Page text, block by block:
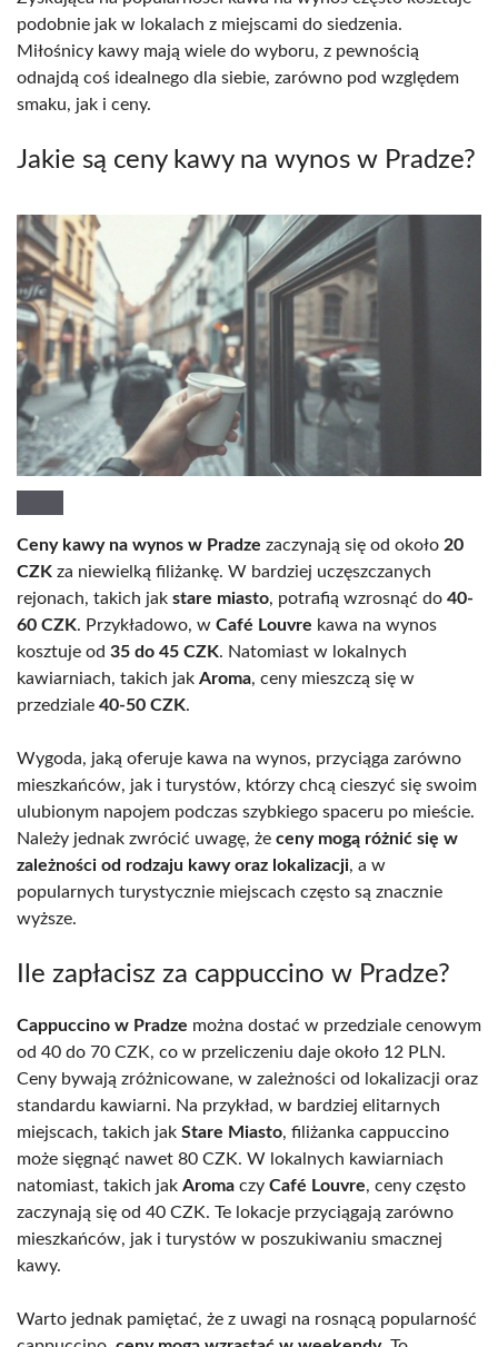
podobnie jak w lokalach z miejscami do siedzenia.
Miłośnicy kawy mają wiele do wyboru, z pewnością
odnajdą coś idealnego dla siebie, zarówno pod względem
smaku, jak i ceny.
Jakie są ceny kawy na wynos w Pradze?
Ceny kawy na wynos w Pradze zaczynają się od około 20
CZK za niewielką filiżankę. W bardziej uczęszczanych
rejonach, takich jak stare miasto, potrafią wzrosnąć do 40-
60 CZK. Przykładowo, w Café Louvre kawa na wynos
kosztuje od 35 do 45 CZK. Natomiast w lokalnych
kawiarniach, takich jak Aroma, ceny mieszczą się w
przedziale 40-50 CZK.
Wygoda, jaką oferuje kawa na wynos, przyciąga zarówno
mieszkańców, jak i turystów, którzy chcą cieszyć się swoim
ulubionym napojem podczas szybkiego spaceru po mieście.
Należy jednak zwrócić uwagę, że ceny mogą różnić się w
zależności od rodzaju kawy oraz lokalizacji, a w
popularnych turystycznie miejscach często są znacznie
wyższe.
Ile zapłacisz za cappuccino w Pradze?
Cappuccino w Pradze można dostać w przedziale cenowym
od 40 do 70 CZK, co w przeliczeniu daje około 12 PLN.
Ceny bywają zróżnicowane, w zależności od lokalizacji oraz
standardu kawiarni. Na przykład, w bardziej elitarnych
miejscach, takich jak Stare Miasto, filiżanka cappuccino
może sięgnąć nawet 80 CZK. W lokalnych kawiarniach
natomiast, takich jak Aroma czy Café Louvre, ceny często
zaczynają się od 40 CZK. Te lokacje przyciągają zarówno
mieszkańców, jak i turystów w poszukiwaniu smacznej
kawy.
Warto jednak pamiętać, że z uwagi na rosnącą popularność